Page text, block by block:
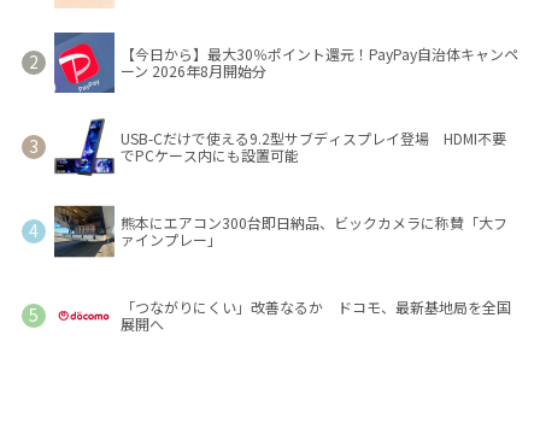
【今日から】最大30％ポイント還元！PayPay自治体キャンペ
ーン 2026年8月開始分
USB-Cだけで使える9.2型サブディスプレイ登場 HDMI不要
でPCケース内にも設置可能
熊本にエアコン300台即日納品、ビックカメラに称賛「大フ
ァインプレー」
「つながりにくい」改善なるか ドコモ、最新基地局を全国
展開へ